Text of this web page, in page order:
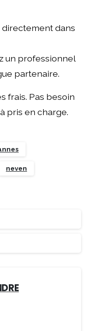
directement dans
un professionnel
partenaire.
frais. Pas besoin
pris en charge.
neven